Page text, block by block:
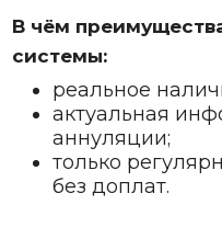
В чём
системы:
реальное
актуальная
аннуляции;
только
без доплат.